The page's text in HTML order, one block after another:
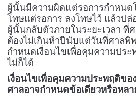
ผู้นั้นมีความผิดแต่รอการกำหนด
โทษแต่รอการ ลงโทษไว้ แล้วปล่
ผู้นั้นกลับตัวภายในระยะเวลา ที่
ต้องไม่เกินห้าปีนับแต่วันที่ศาลพิ
กำหนดเงื่อนไขเพื่อคุมความปร
ไม่ก็ได้
เงื่อนไขเพื่อคุมความประพฤติข
ศาลอาจกำหนดข้อเดียวหรือหล